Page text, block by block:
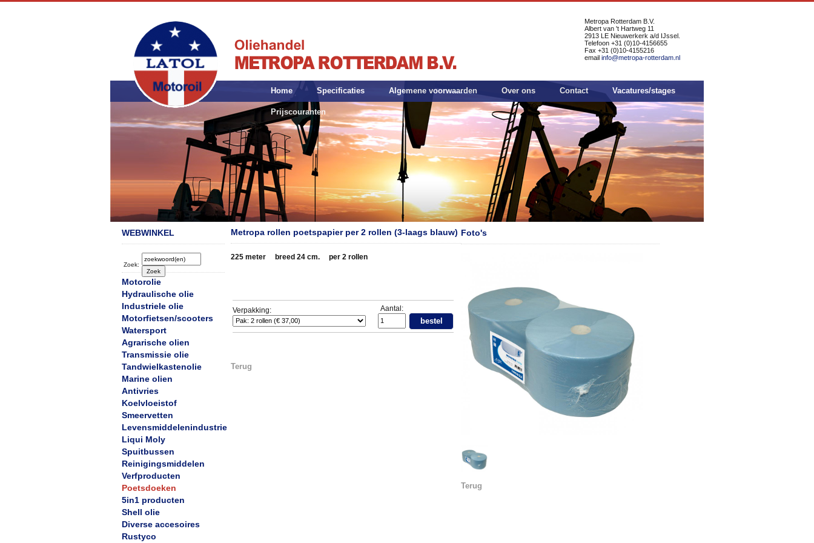
Metropa Rotterdam B.V.
Albert van 't Hartweg 11
2913 LE Nieuwerkerk a/d IJssel.
Telefoon +31 (0)10-4156655
Fax +31 (0)10-4155216
email info@metropa-rotterdam.nl
Home Specificaties Algemene voorwaarden Over ons Contact Vacatures/stages
Prijscouranten
WEBWINKEL
Zoek:
Motorolie
Hydraulische olie
Industriele olie
Motorfietsen/scooters
Watersport
Agrarische olien
Transmissie olie
Tandwielkastenolie
Marine olien
Antivries
Koelvloeistof
Smeervetten
Levensmiddelenindustrie
Liqui Moly
Spuitbussen
Reinigingsmiddelen
Verfproducten
Poetsdoeken
5in1 producten
Shell olie
Diverse accesoires
Rustyco
Metropa rollen poetspapier per 2 rollen (3-laags blauw)
225 meter breed 24 cm. per 2 rollen
Verpakking: Aantal:
bestel
Terug
Foto's
Terug